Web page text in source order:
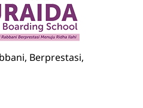
Berprestasi,